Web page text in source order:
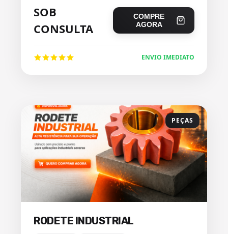
SOB
CONSULTA
COMPRE
AGORA
ENVIO IMEDIATO
PEÇAS
RODETE INDUSTRIAL